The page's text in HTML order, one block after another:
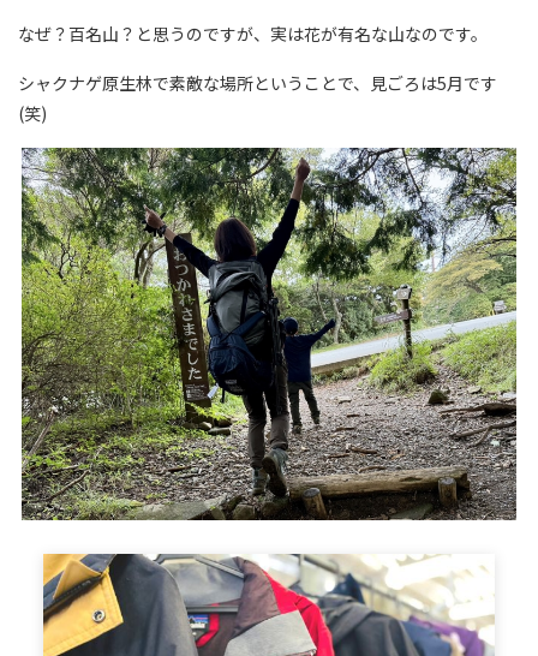
なぜ？百名山？と思うのですが、実は花が有名な山なのです。
シャクナゲ原生林で素敵な場所ということで、見ごろは5月です
(笑)